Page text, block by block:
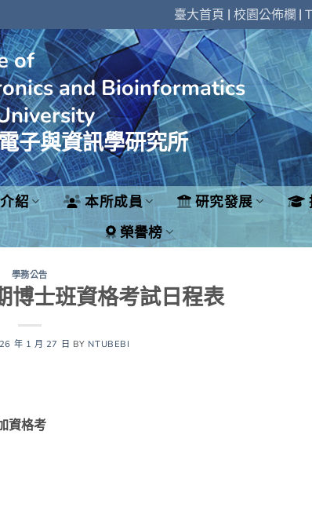
臺大首頁 |校園公佈欄 |
of
and Bioinformatics
子與資訊學研究所
紹 本所成員 研究發展
榮譽榜
學務公告
博士班資格考試日程表
年 1 月 27 日 BY NTUBEBI
資格考